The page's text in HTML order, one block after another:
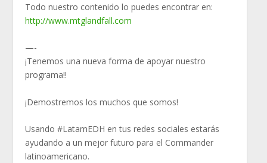
Todo nuestro contenido lo puedes encontrar en:
http://www.mtglandfall.com
—-
¡Tenemos una nueva forma de apoyar nuestro
programa!!
¡Demostremos los muchos que somos!
Usando #LatamEDH​​​​ en tus redes sociales estarás
ayudando a un mejor futuro para el Commander
latinoamericano.